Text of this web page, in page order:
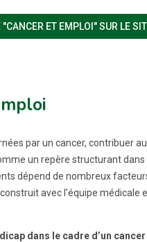
ET EMPLOI" SUR LE
par un cancer, contribuer
un repère structurant
dépend de nombreux
avec l’équipe médicale
dans le cadre d’un cancer